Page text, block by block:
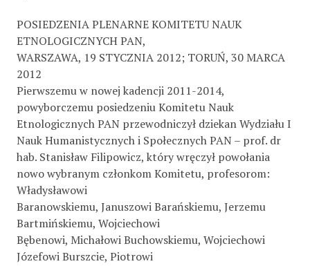
POSIEDZENIA PLENARNE KOMITETU NAUK
ETNOLOGICZNYCH PAN,
WARSZAWA, 19 STYCZNIA 2012; TORUŃ, 30 MARCA
2012
Pierwszemu w nowej kadencji 2011-2014,
powyborczemu posiedzeniu Komitetu Nauk
Etnologicznych PAN przewodniczył dziekan Wydziału I
Nauk Humanistycznych i Społecznych PAN – prof. dr
hab. Stanisław Filipowicz, który wręczył powołania
nowo wybranym członkom Komitetu, profesorom:
Władysławowi
Baranowskiemu, Januszowi Barańskiemu, Jerzemu
Bartmińskiemu, Wojciechowi
Bębenowi, Michałowi Buchowskiemu, Wojciechowi
Józefowi Burszcie, Piotrowi